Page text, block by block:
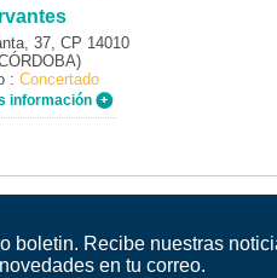
37, CP 14010
: Concertado
información
boletin. Recibe nuestras
en tu correo.